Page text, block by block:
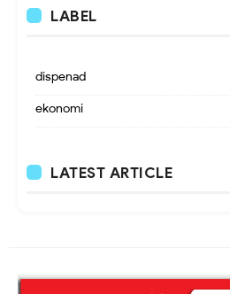
LABEL
dispenad
ekonomi
LATEST ARTICLE